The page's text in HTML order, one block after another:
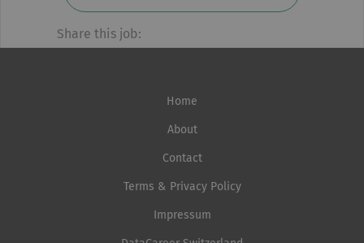
Share this job:
Home
About
Contact
Terms & Privacy Policy
Impressum